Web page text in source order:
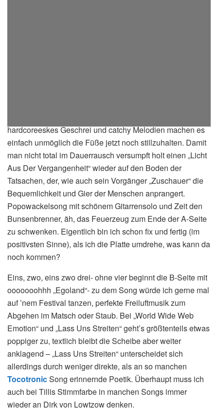
hardcoreeskes Geschrei und catchy Melodien machen es
einfach unmöglich die Füße jetzt noch stillzuhalten. Damit
man nicht total im Dauerrausch versumpft holt einen „Licht
Aus Der Vergangenheit“ wieder auf den Boden der
Tatsachen, der, wie auch sein Vorgänger „Zuschauer“ die
Bequemlichkeit und Gier der Menschen anprangert.
Popowackelsong mit schönem Gitarrensolo und Zeit den
Bunsenbrenner, äh, das Feuerzeug zum Ende der A-Seite
zu schwenken. Eigentlich bin ich schon fix und fertig (im
positivsten Sinne), als ich die Platte umdrehe, was kann da
noch kommen?
Eins, zwo, eins zwo drei- ohne vier beginnt die B-Seite mit
ooooooohhh „Egoland“- zu dem Song würde ich gerne mal
auf ’nem Festival tanzen, perfekte Freiluftmusik zum
Abgehen im Matsch oder Staub. Bei „World Wide Web
Emotion“ und „Lass Uns Streiten“ geht’s größtenteils etwas
poppiger zu, textlich bleibt die Scheibe aber weiter
anklagend – „Lass Uns Streiten“ unterscheidet sich
allerdings durch weniger direkte, als an so manchen
TocotronicSong erinnernde Poetik. Überhaupt muss ich
auch bei Tillis Stimmfarbe in manchen Songs immer
wieder an Dirk von Lowtzow denken.